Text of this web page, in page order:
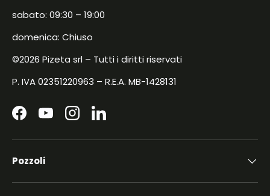
sabato: 09:30 – 19:00
domenica: Chiuso
©2026 Pizeta srl – Tutti i diritti riservati
P. IVA 02351220963 – R.E.A. MB-1428131
FacebookYouTubeInstagramLinkedIn
Pozzoli